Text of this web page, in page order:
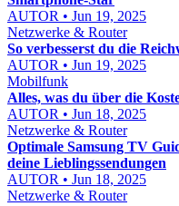
AUTOR • Jun 19, 2025
Netzwerke & Router
So verbesserst du die
AUTOR • Jun 19, 2025
Mobilfunk
Alles, was du über die
AUTOR • Jun 18, 2025
Netzwerke & Router
Optimale Samsung TV
deine Lieblingssendungen
AUTOR • Jun 18, 2025
Netzwerke & Router